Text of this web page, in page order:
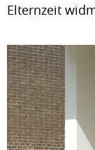
Elternzeit